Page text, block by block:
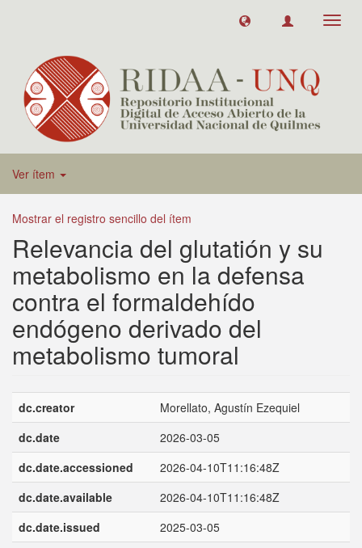
Ver ítem
Mostrar el registro sencillo del ítem
Relevancia del glutatión y su
metabolismo en la defensa
contra el formaldehído
endógeno derivado del
metabolismo tumoral
dc.creator
Morellato, Agustín Ezequiel
dc.date
2026-03-05
dc.date.accessioned
2026-04-10T11:16:48Z
dc.date.available
2026-04-10T11:16:48Z
dc.date.issued
2025-03-05